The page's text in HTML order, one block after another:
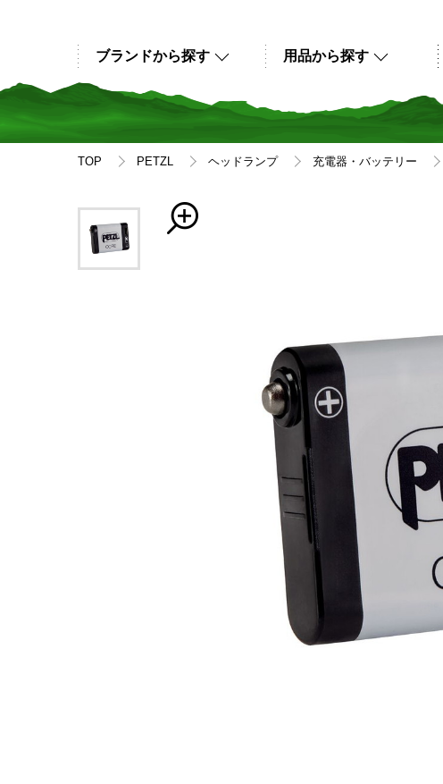
用品から探す
ブランドから探す
TOP PETZL ヘッドランプ 充電器・バッテリー